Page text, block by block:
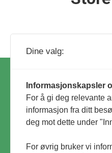
Dine valg:
Informasjonskapsler
For å gi deg relevante
informasjon fra ditt
deg mot dette under
For øvrig bruker vi